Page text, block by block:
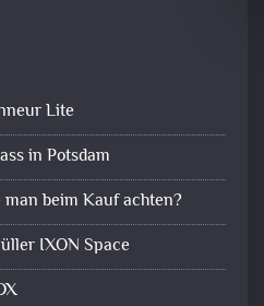
Lite
in Potsdam
beim Kauf achten?
IXON Space